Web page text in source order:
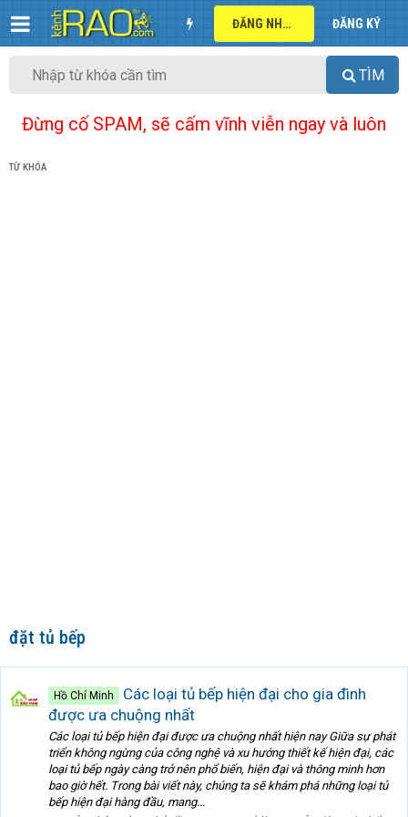
ĐĂNG NHẬP ĐĂNG KÝ
TÌM
Đừng cố SPAM, sẽ cấm vĩnh viễn ngay và luôn
TỪ KHÓA
đặt tủ bếp
Hồ Chí Minh
Các loại tủ bếp hiện đại cho gia đình
được ưa chuộng nhất
Các loại tủ bếp hiện đại được ưa chuộng nhất hiện nay Giữa sự phát
triển không ngừng của công nghệ và xu hướng thiết kế hiện đại, các
loại tủ bếp ngày càng trở nên phổ biến, hiện đại và thông minh hơn
bao giờ hết. Trong bài viết này, chúng ta sẽ khám phá những loại tủ
bếp hiện đại hàng đầu, mang...